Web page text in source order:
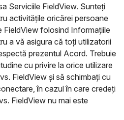
Serviciile FieldView. Sunteți
activitățile oricărei persoane
FieldView folosind Informațiile
a vă asigura că toți utilizatorii
prezentul Acord. Trebuie
cu privire la orice utilizare
FieldView și să schimbați cu
în cazul în care credeți
FieldView nu mai este